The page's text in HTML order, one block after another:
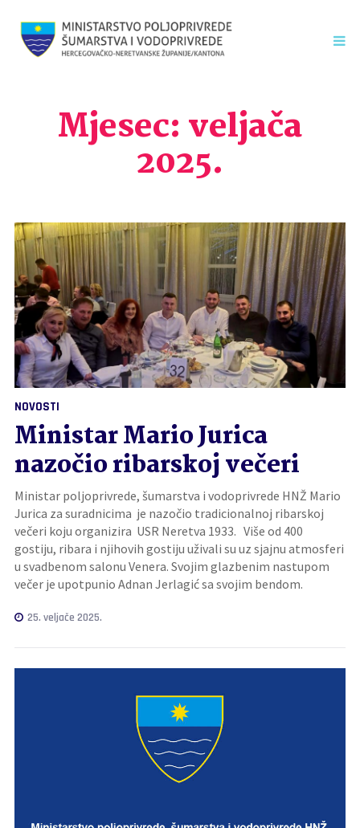
Mjesec: veljača
2025.
NOVOSTI
Ministar Mario Jurica
nazočio ribarskoj večeri
Ministar poljoprivrede, šumarstva i vodoprivrede HNŽ Mario
Jurica za suradnicima je nazočio tradicionalnoj ribarskoj
večeri koju organizira USR Neretva 1933. Više od 400
gostiju, ribara i njihovih gostiju uživali su uz sjajnu atmosferi
u svadbenom salonu Venera. Svojim glazbenim nastupom
večer je upotpunio Adnan Jerlagić sa svojim bendom.
25. veljače 2025.